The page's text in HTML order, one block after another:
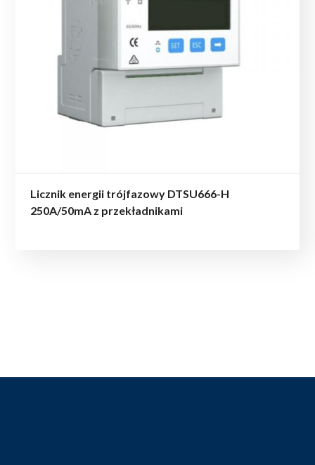
Licznik energii trójfazowy DTSU666-H
250A/50mA z przekładnikami